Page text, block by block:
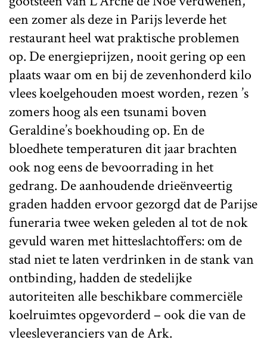
een zomer als deze in Parijs leverde het
restaurant heel wat praktische problemen
op. De energieprijzen, nooit gering op een
plaats waar om en bij de zevenhonderd kilo
vlees koelgehouden moest worden, rezen ’s
zomers hoog als een tsunami boven
Geraldine’s boekhouding op. En de
bloedhete temperaturen dit jaar brachten
ook nog eens de bevoorrading in het
gedrang. De aanhoudende drieënveertig
graden hadden ervoor gezorgd dat de Parijse
funeraria twee weken geleden al tot de nok
gevuld waren met hitteslachtoffers: om de
stad niet te laten verdrinken in de stank van
ontbinding, hadden de stedelijke
autoriteiten alle beschikbare commerciële
koelruimtes opgevorderd – ook die van de
vleesleveranciers van de Ark.